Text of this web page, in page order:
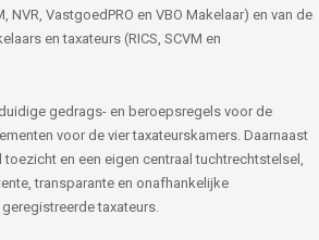
NVR, VastgoedPRO en VBO Makelaar) en van de
en taxateurs (RICS, SCVM en
gedrags- en beroepsregels voor de
voor de vier taxateurskamers. Daarnaast
toezicht en een eigen centraal tuchtrechtstelsel,
transparante en onafhankelijke
taxateurs.